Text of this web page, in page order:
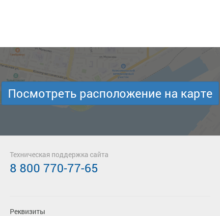
Посмотреть расположение на карте
Реквизиты
Техническая поддержка сайта
8 800 770-77-65